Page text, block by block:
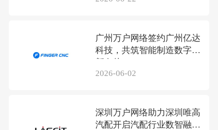
广州万户网络签约广州亿达
科技，共筑智能制造数字化
新名片
2026-06-02
深圳万户网络助力深圳唯高
汽配开启汽配行业数智融合